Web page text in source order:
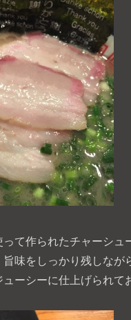
て作られたチャーシュ
味をしっかり残しなが
ーシーに仕上げられて